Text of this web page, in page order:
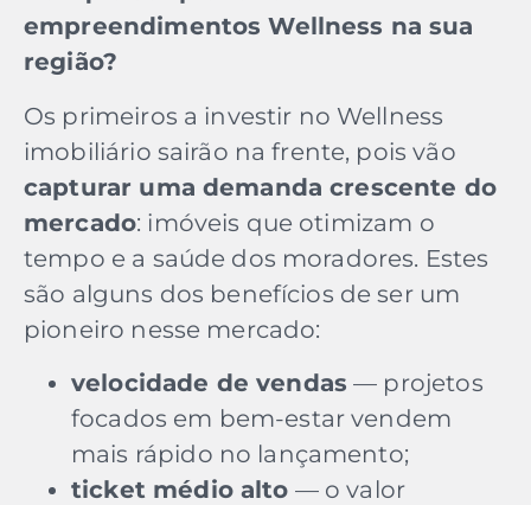
empreendimentos Wellness na sua
região?
Os primeiros a investir no Wellness
imobiliário sairão na frente, pois vão
capturar uma demanda crescente do
mercado: imóveis que otimizam o
tempo e a saúde dos moradores. Estes
são alguns dos benefícios de ser um
pioneiro nesse mercado:
velocidade de vendas — projetos
focados em bem-estar vendem
mais rápido no lançamento;
ticket médio alto — o valor